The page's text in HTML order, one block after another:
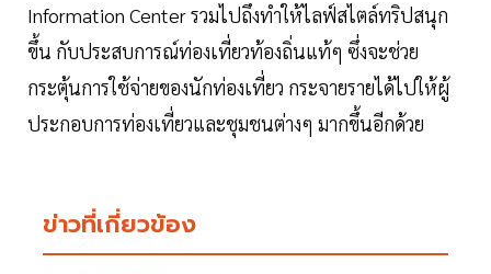
Information Center รวมไปถึงทำให้ไลฟ์สไตล์ทริปสนุก
ขึ้น กับประสบการณ์ท่องเที่ยวท้องถิ่นแท้ๆ ซึ่งจะช่วย
กระตุ้นการใช้จ่ายของนักท่องเที่ยว กระจายรายได้ไปให้ผู้
ประกอบการท่องเที่ยวและชุมชนต่างๆ มากขึ้นอีกด้วย
ข่าวที่เกี่ยวข้อง